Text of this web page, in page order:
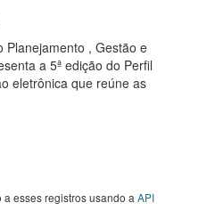
Planejamento , Gestão e
a 5ª edição do Perfil
eletrônica que reúne as
esses registros usando a API